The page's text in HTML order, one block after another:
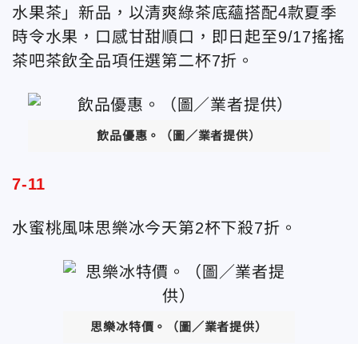
水果茶」新品，以清爽綠茶底蘊搭配4款夏季
時令水果，口感甘甜順口，即日起至9/17搖搖
茶吧茶飲全品項任選第二杯7折。
飲品優惠。（圖／業者提供）
7-11
水蜜桃風味思樂冰今天第2杯下殺7折。
思樂冰特價。（圖／業者提供）